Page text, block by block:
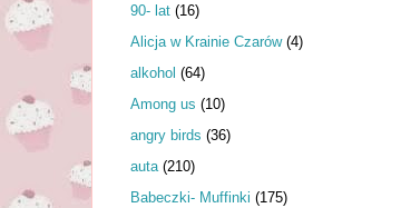
90- lat (16)
Alicja w Krainie Czarów (4)
alkohol (64)
Among us (10)
angry birds (36)
auta (210)
Babeczki- Muffinki (175)